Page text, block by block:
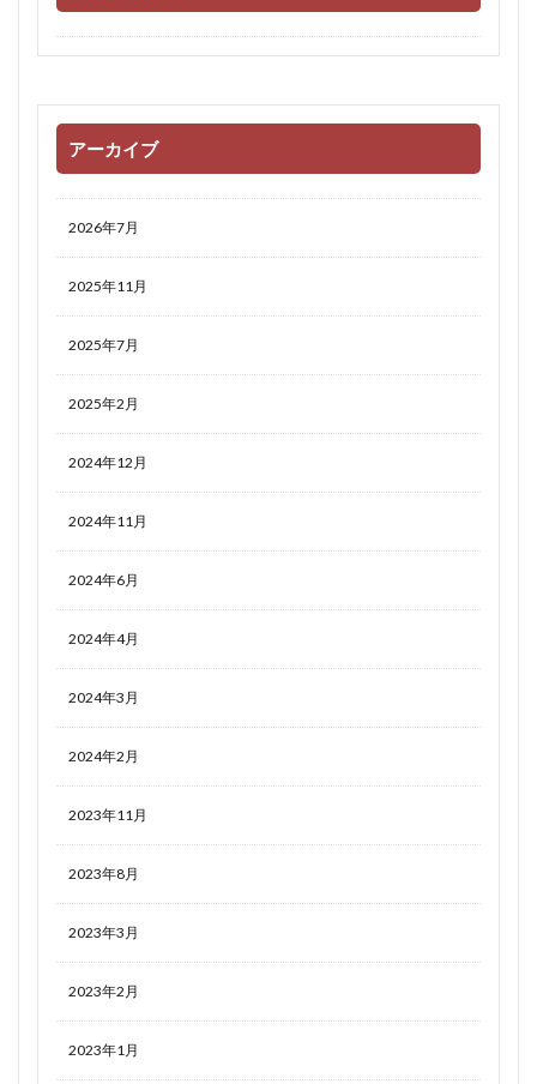
アーカイブ
2026年7月
2025年11月
2025年7月
2025年2月
2024年12月
2024年11月
2024年6月
2024年4月
2024年3月
2024年2月
2023年11月
2023年8月
2023年3月
2023年2月
2023年1月